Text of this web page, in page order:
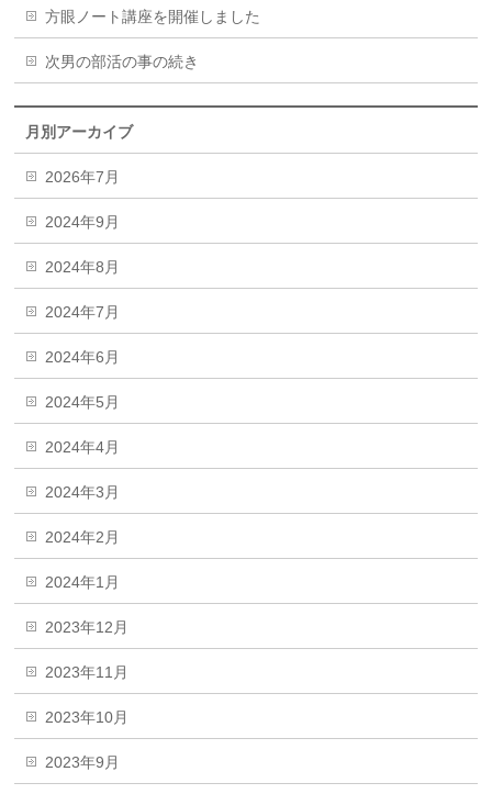
方眼ノート講座を開催しました
次男の部活の事の続き
月別アーカイブ
2026年7月
2024年9月
2024年8月
2024年7月
2024年6月
2024年5月
2024年4月
2024年3月
2024年2月
2024年1月
2023年12月
2023年11月
2023年10月
2023年9月